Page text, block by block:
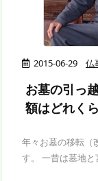
2015-06-29 仏
お墓の引っ
額はどれく
年々お墓の移転（
す。 一昔は墓地